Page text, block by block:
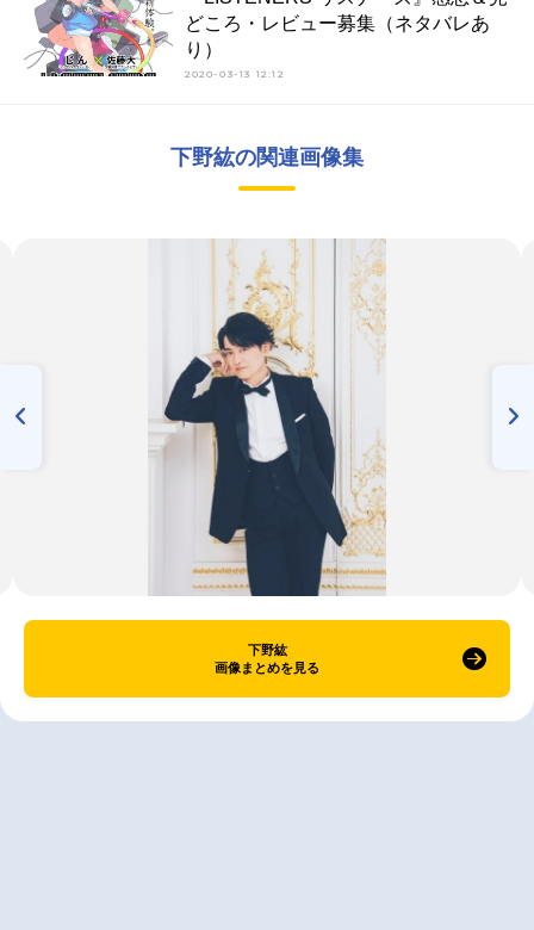
どころ・レビュー募集（ネタバレあ
り）
2020-03-13 12:12
下野紘の関連画像集
下野紘
画像まとめを見る